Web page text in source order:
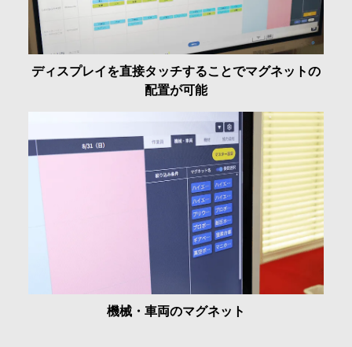
ディスプレイを直接タッチすることでマグネットの
配置が可能
機械・車両のマグネット